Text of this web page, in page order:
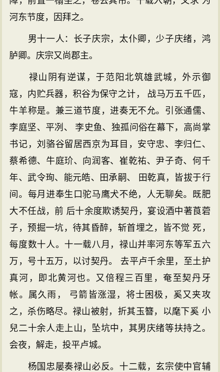
河东节度，因拜之。
男十一人：长子庆宗，太仆卿，少子庆绪，鸿
胪卿。庆宗又尚郡主。
禄山阴有逆谋，于范阳北筑雄武城，外示御
寇，内贮兵器，积谷为保守之计， 战马万五千匹，
牛羊称是。兼三道节度，进奏无不允。引张通儒、
李庭坚、平冽、 李史鱼、独孤问俗在幕下，高尚掌
书记，刘骆谷留居西京为耳目，安守忠、李归仁、
蔡希德、牛庭玠、向润客、崔乾祐、尹子奇、何千
年、武令珣、能元皓、田承嗣、 田乾真，皆拔于行
间。每月进奉生口驼马鹰犬不绝，人无聊矣。既肥
大不任战，前 后十余度欺诱契丹，宴设酒中著莨菪
子，预掘一坑，待其昏醉，斩首埋之，皆不觉 死，
每度数十人。十一载八月，禄山并率河东等军五六
万，号十五万，以讨契丹。 去平卢千余里，至土护
真河，即北黄河也。又倍程三百里，奄至契丹牙
帐。属久雨， 弓箭皆涨湿，将士困极，奚又夹攻
之，杀伤略尽。禄山被射，折其玉簪，以麾下奚 小
兒二十余人走上山，坠坑中，其男庆绪等扶持之。
会夜，解走，投平卢城。
杨国忠屡奏禄山必反。十二载，玄宗使中官辅